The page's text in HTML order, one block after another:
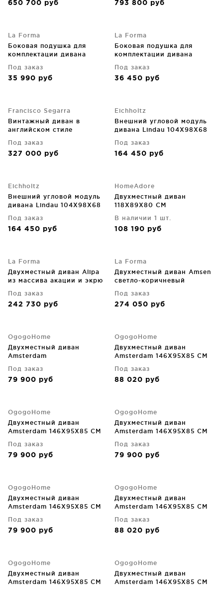
650 700 руб 793 800 руб
La Forma
Боковая подушка для
комплектации дивана
Под заказ
35 990 руб
La Forma
Боковая подушка для
комплектации дивана
Под заказ
36 450 руб
Francisco Segarra
Винтажный диван в
английском стиле
Под заказ
327 000 руб
Eichholtz
Внешний угловой модуль
дивана Lindau 104X98X68
Под заказ
164 450 руб
Eichholtz
Внешний угловой модуль
дивана Lindau 104X98X68
Под заказ
164 450 руб
HomeAdore
Двухместный диван
118X89X80 CM
В наличии 1 шт.
108 190 руб
La Forma
Двухместный диван Alipa
из массива акации и экрю
165X88X72 CM
Под заказ
242 730 руб
La Forma
Двухместный диван Amsen
светло-коричневый
Под заказ
274 050 руб
OgogoHome
Двухместный диван
Amsterdam
Под заказ
79 900 руб
OgogoHome
Двухместный диван
Amsterdam 146X95X85 CM
Под заказ
88 020 руб
OgogoHome
Двухместный диван
Amsterdam 146X95X85 CM
Под заказ
79 900 руб
OgogoHome
Двухместный диван
Amsterdam 146X95X85 CM
Под заказ
79 900 руб
OgogoHome
Двухместный диван
Amsterdam 146X95X85 CM
Под заказ
79 900 руб
OgogoHome
Двухместный диван
Amsterdam 146X95X85 CM
Под заказ
88 020 руб
OgogoHome
Двухместный диван
Amsterdam 146X95X85 CM
OgogoHome
Двухместный диван
Amsterdam 146X95X85 CM